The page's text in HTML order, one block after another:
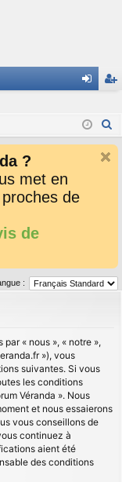
ne cri
r
?
met en
de
de
:
« nous », « notre »,
»), vous
suivantes. Si vous
les conditions
Véranda ». Nous
et nous essaierons
vous conseillons de
continuez à
aient été
des conditions